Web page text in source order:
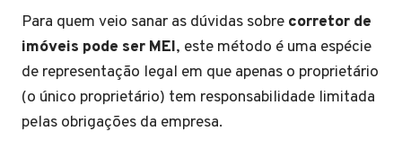
Para quem veio sanar as dúvidas sobre corretor de
imóveis pode ser MEI, este método é uma espécie
de representação legal em que apenas o proprietário
(o único proprietário) tem responsabilidade limitada
pelas obrigações da empresa.